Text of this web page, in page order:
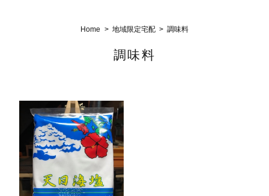
Home 地域限定宅配 調味料
調味料